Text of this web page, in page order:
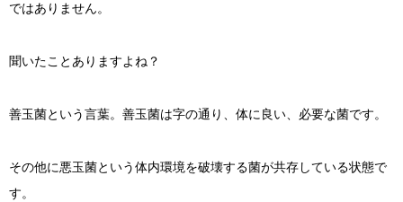
ではありません。
聞いたことありますよね？
善玉菌という言葉。善玉菌は字の通り、体に良い、必要な菌です。
その他に悪玉菌という体内環境を破壊する菌が共存している状態で
す。